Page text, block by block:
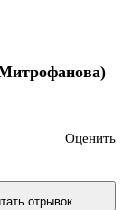
отрывок
Оценить